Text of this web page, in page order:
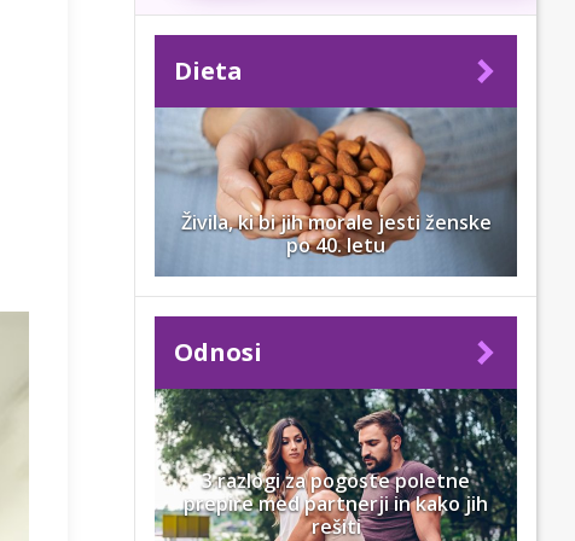
Dieta
Živila, ki bi jih morale jesti ženske
po 40. letu
Odnosi
3 razlogi za pogoste poletne
prepire med partnerji in kako jih
rešiti